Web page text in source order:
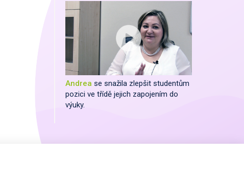
Andrea se snažila zlepšit studentům
pozici ve třídě jejich zapojením do
výuky.